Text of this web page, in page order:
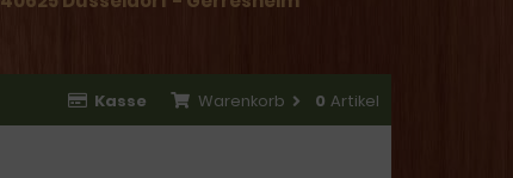
Warenkorb 0 Artikel
Kasse